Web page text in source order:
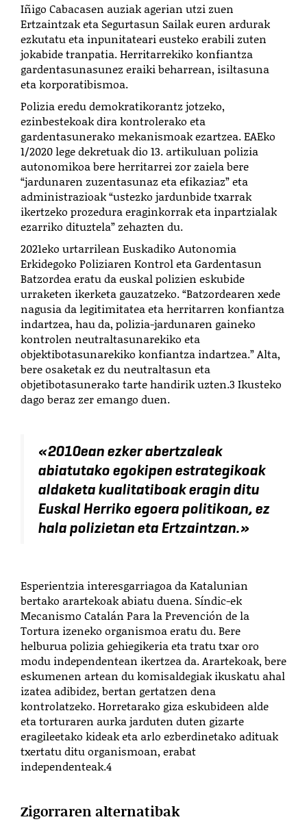
Iñigo Cabacasen auziak agerian utzi zuen
Ertzaintzak eta Segurtasun Sailak euren ardurak
ezkutatu eta inpunitateari eusteko erabili zuten
jokabide tranpatia. Herritarrekiko konfiantza
gardentasunasunez eraiki beharrean, isiltasuna
eta korporatibismoa.
Polizia eredu demokratikorantz jotzeko,
ezinbestekoak dira kontrolerako eta
gardentasunerako mekanismoak ezartzea. EAEko
1/2020 lege dekretuak dio 13. artikuluan polizia
autonomikoa bere herritarrei zor zaiela bere
“jardunaren zuzentasunaz eta efikaziaz” eta
administrazioak “ustezko jardunbide txarrak
ikertzeko prozedura eraginkorrak eta inpartzialak
ezarriko dituztela” zehazten du.
2021eko urtarrilean Euskadiko Autonomia
Erkidegoko Poliziaren Kontrol eta Gardentasun
Batzordea eratu da euskal polizien eskubide
urraketen ikerketa gauzatzeko. “Batzordearen xede
nagusia da legitimitatea eta herritarren konfiantza
indartzea, hau da, polizia-jardunaren gaineko
kontrolen neutraltasunarekiko eta
objektibotasunarekiko konfiantza indartzea.” Alta,
bere osaketak ez du neutraltasun eta
objetibotasunerako tarte handirik uzten.3 Ikusteko
dago beraz zer emango duen.
«2010ean ezker abertzaleak
abiatutako egokipen estrategikoak
aldaketa kualitatiboak eragin ditu
Euskal Herriko egoera politikoan, ez
hala polizietan eta Ertzaintzan.»
Esperientzia interesgarriagoa da Katalunian
bertako arartekoak abiatu duena. Síndic-ek
Mecanismo Catalán Para la Prevención de la
Tortura izeneko organismoa eratu du. Bere
helburua polizia gehiegikeria eta tratu txar oro
modu independentean ikertzea da.Arartekoak, bere
eskumenen artean du komisaldegiak ikuskatu ahal
izatea adibidez, bertan gertatzen dena
kontrolatzeko. Horretarako giza eskubideen alde
eta torturaren aurka jarduten duten gizarte
eragileetako kideaketaarlo ezberdinetako adituak
txertatu dituorganismoan, erabat
independenteak.4
Zigorraren alternatibak